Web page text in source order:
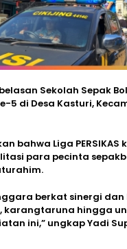
Sekolah Sepak
5 di Desa Kasturi,
bahwa Liga PERSIKAS
para pecinta
berkat sinergi
karangtaruna hingga
ini,” ungkap Yadi